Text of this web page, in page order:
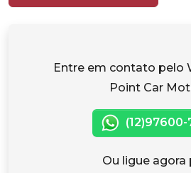
Entre em contato pelo
Point Car
(12)97600-
Ou ligue agora